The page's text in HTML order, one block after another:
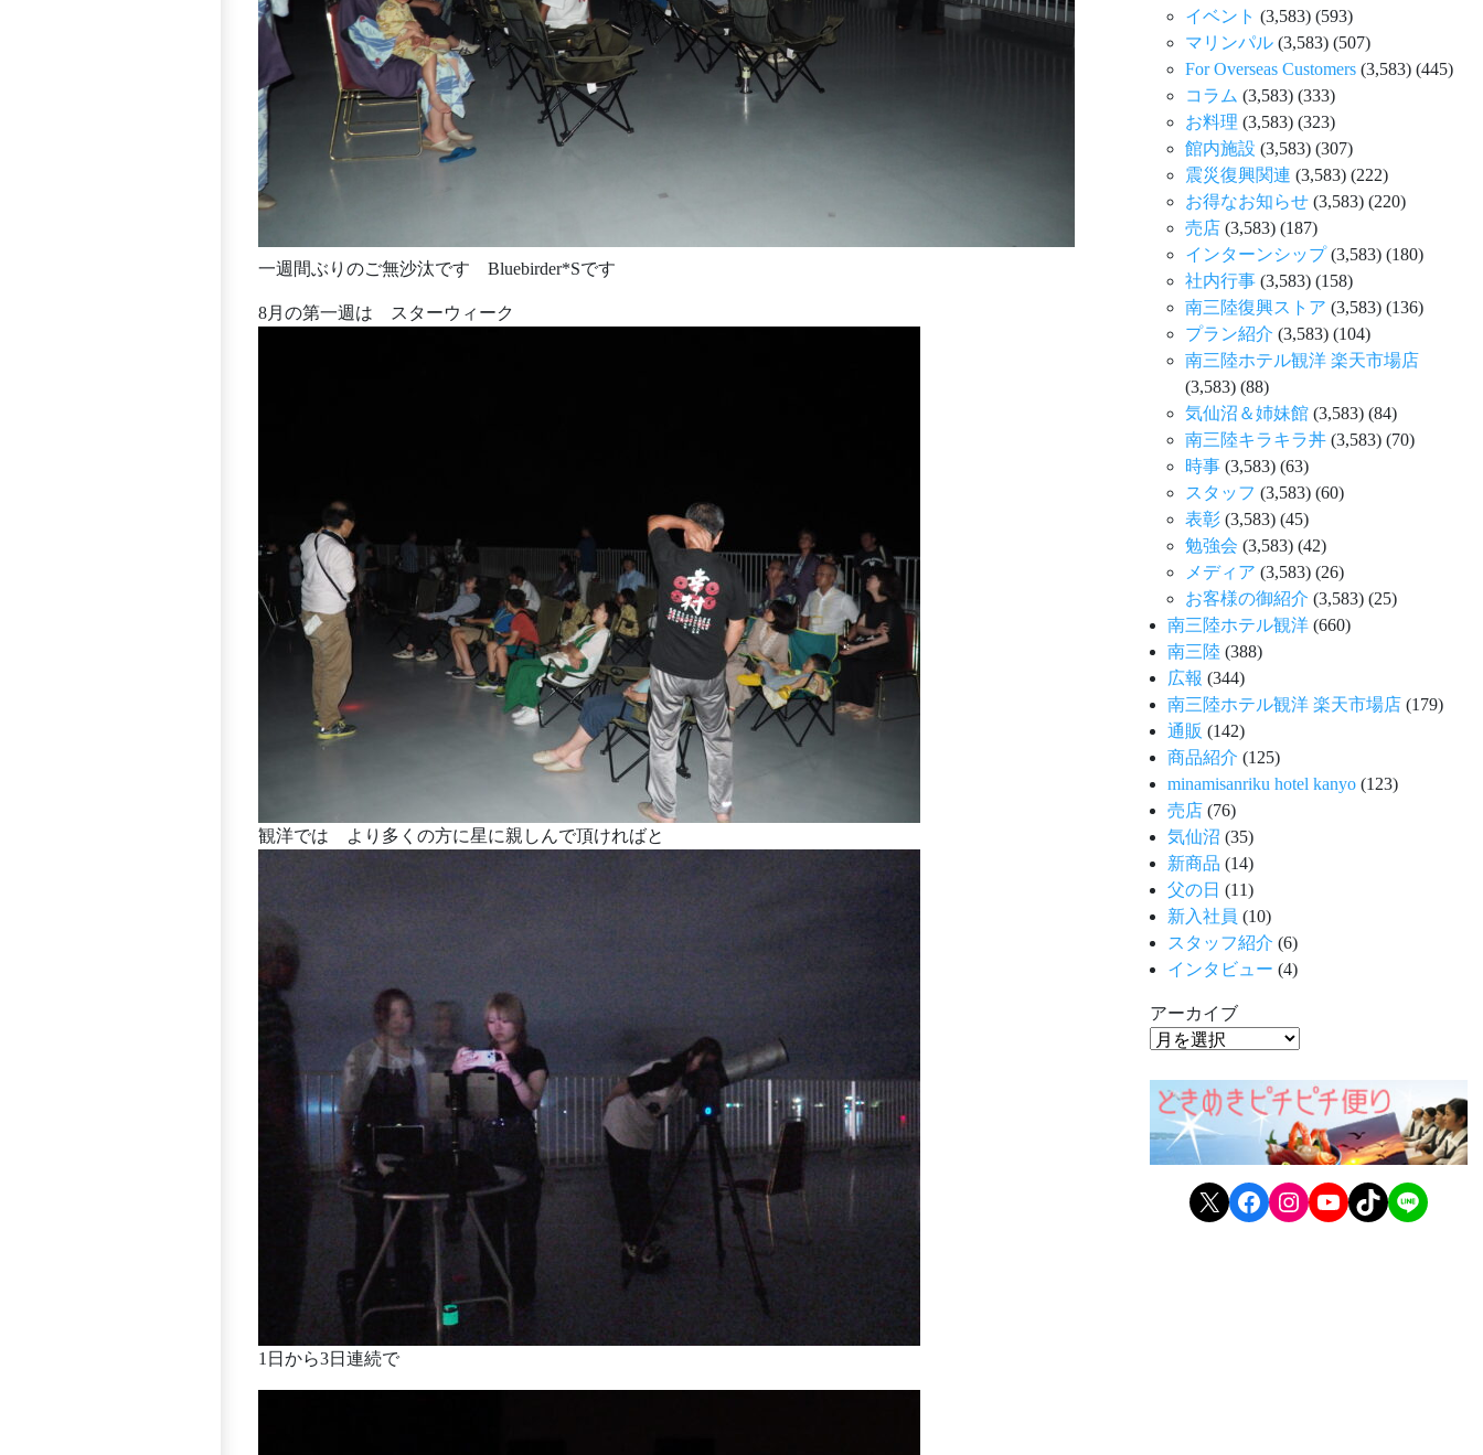
一週間ぶりのご無沙汰です Bluebirder*Sです
8月の第一週は スターウィーク
観洋では より多くの方に星に親しんで頂ければと
1日から3日連続で
イベント (3,583) (593)
マリンパル (3,583) (507)
For Overseas Customers (3,583) (445)
コラム (3,583) (333)
お料理 (3,583) (323)
館内施設 (3,583) (307)
震災復興関連 (3,583) (222)
お得なお知らせ (3,583) (220)
売店 (3,583) (187)
インターンシップ(3,583) (180)
社内行事 (3,583) (158)
南三陸復興ストア (3,583) (136)
プラン紹介 (3,583) (104)
南三陸ホテル観洋 楽天市場店
(3,583) (88)
気仙沼＆姉妹館 (3,583) (84)
南三陸キラキラ丼 (3,583) (70)
時事 (3,583) (63)
スタッフ (3,583) (60)
表彰 (3,583) (45)
勉強会 (3,583) (42)
メディア (3,583) (26)
お客様の御紹介 (3,583) (25)
南三陸ホテル観洋 (660)
南三陸 (388)
広報 (344)
南三陸ホテル観洋 楽天市場店 (179)
通販 (142)
商品紹介 (125)
minamisanriku hotel kanyo (123)
売店 (76)
気仙沼 (35)
新商品 (14)
父の日 (11)
新入社員 (10)
スタッフ紹介 (6)
インタビュー (4)
アーカイブ
X Facebook Instagram YouTube TikTok LINE